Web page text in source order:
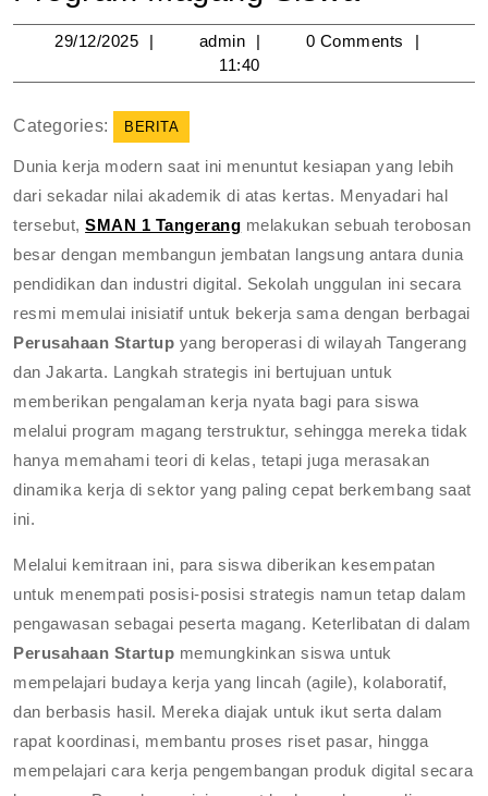
29/12/2025 29/12/2025
admin admin0 Comments
11:40
Categories: BERITA
Dunia kerja modern saat ini menuntut kesiapan yang lebih
dari sekadar nilai akademik di atas kertas. Menyadari hal
tersebut,SMAN 1 Tangerang melakukan sebuah terobosan
besar dengan membangun jembatan langsung antara dunia
pendidikan dan industri digital. Sekolah unggulan ini secara
resmi memulai inisiatif untuk bekerja sama dengan berbagai
Perusahaan Startup yang beroperasi di wilayah Tangerang
dan Jakarta. Langkah strategis ini bertujuan untuk
memberikan pengalaman kerja nyata bagi para siswa
melalui program magang terstruktur, sehingga mereka tidak
hanya memahami teori di kelas, tetapi juga merasakan
dinamika kerja di sektor yang paling cepat berkembang saat
ini.
Melalui kemitraan ini, para siswa diberikan kesempatan
untuk menempati posisi-posisi strategis namun tetap dalam
pengawasan sebagai peserta magang. Keterlibatan di dalam
Perusahaan Startup memungkinkan siswa untuk
mempelajari budaya kerja yang lincah (agile), kolaboratif,
dan berbasis hasil. Mereka diajak untuk ikut serta dalam
rapat koordinasi, membantu proses riset pasar, hingga
mempelajari cara kerja pengembangan produk digital secara